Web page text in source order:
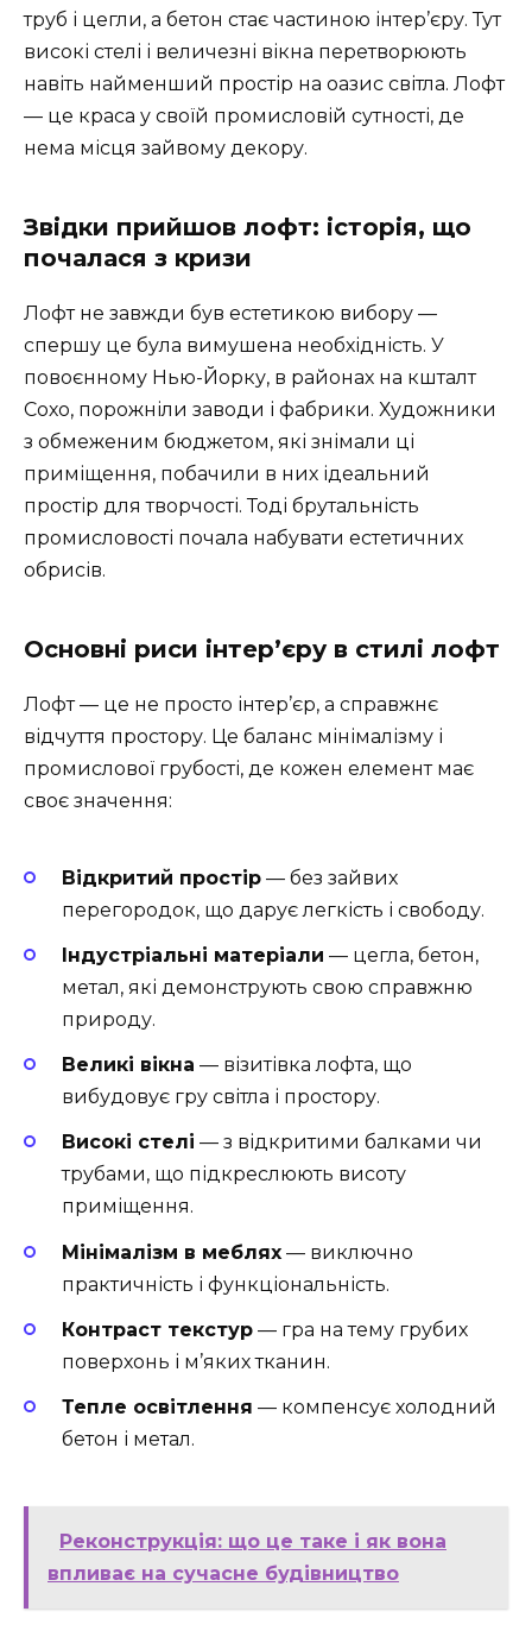
труб і цегли, а бетон стає частиною інтер’єру. Тут
високі стелі і величезні вікна перетворюють
навіть найменший простір на оазис світла. Лофт
— це краса у своїй промисловій сутності, де
нема місця зайвому декору.
Звідки прийшов лофт: історія, що
почалася з кризи
Лофт не завжди був естетикою вибору —
спершу це була вимушена необхідність. У
повоєнному Нью-Йорку, в районах на кшталт
Сохо, порожніли заводи і фабрики. Художники
з обмеженим бюджетом, які знімали ці
приміщення, побачили в них ідеальний
простір для творчості. Тоді брутальність
промисловості почала набувати естетичних
обрисів.
Основні риси інтер’єру в стилі лофт
Лофт — це не просто інтер’єр, а справжнє
відчуття простору. Це баланс мінімалізму і
промислової грубості, де кожен елемент має
своє значення:
Відкритий простір — без зайвих
перегородок, що дарує легкість і свободу.
Індустріальні матеріали — цегла, бетон,
метал, які демонструють свою справжню
природу.
Великі вікна — візитівка лофта, що
вибудовує гру світла і простору.
Високі стелі — з відкритими балками чи
трубами, що підкреслюють висоту
приміщення.
Мінімалізм в меблях — виключно
практичність і функціональність.
Контраст текстур — гра на тему грубих
поверхонь і м’яких тканин.
Тепле освітлення — компенсує холодний
бетон і метал.
Реконструкція: що це таке і як вона
впливає на сучасне будівництво